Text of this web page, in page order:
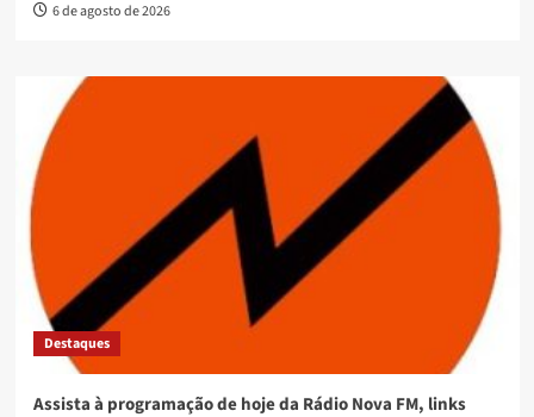
6 de agosto de 2026
Destaques
Assista à programação de hoje da Rádio Nova FM, links